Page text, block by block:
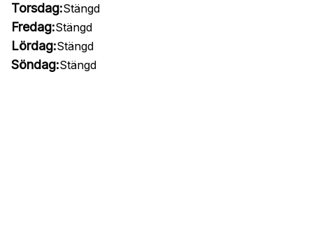
Torsdag:Stängd
Fredag:Stängd
Lördag:Stängd
Söndag:Stängd